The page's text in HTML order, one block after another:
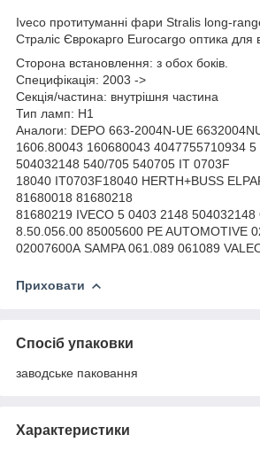
Iveco протитуманні фари Stralis long-
Страліс Єврокарго Eurocargo оптика для
Сторона встановлення: з обох боків.
Специфікація: 2003 ->
Секція/частина: внутрішня частина
Тип ламп: H1
Аналоги: DEPO 663-2004N-UE
1606.80043 160680043 4047755710934 5
504032148 540/705 540705 IT 0703F
18040 IT0703F18040 HERTH+BUSS
81680018 81680218
81680219 IVECO 5 0403 2148 504032148
8.50.056.00 85005600 PE AUTOMOTIVE
02007600A SAMPA 061.089 061089
Приховати
Спосіб упаковки
заводське паковання
Характеристики